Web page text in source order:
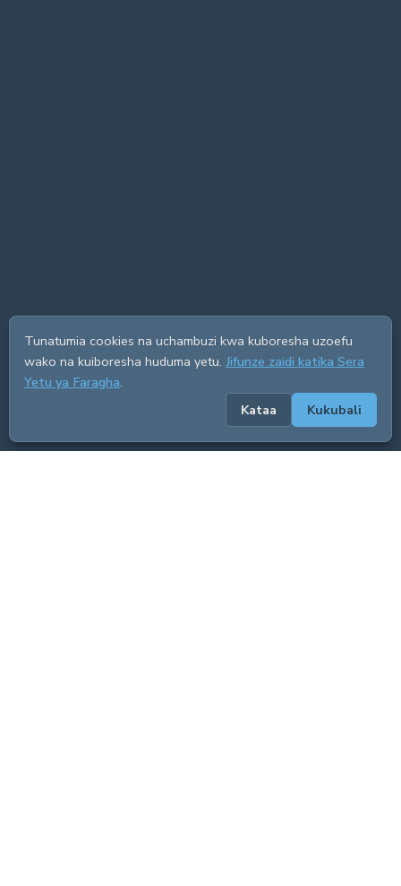
Tunatumia cookies na uchambuzi kwa kuboresha uzoefu
wako na kuiboresha huduma yetu. Jifunze zaidi katika Sera
Yetu ya Faragha.
Kataa
Kukubali